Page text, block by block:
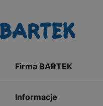
Firma BARTEK
Informacje